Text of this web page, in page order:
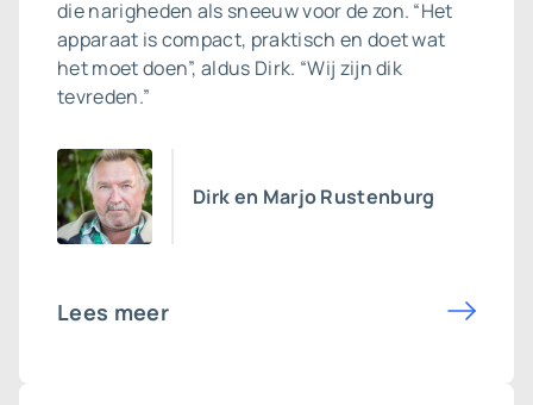
die narigheden als sneeuw voor de zon. “Het
apparaat is compact, praktisch en doet wat
het moet doen”, aldus Dirk. “Wij zijn dik
tevreden.”
Dirk en Marjo Rustenburg
Lees meer